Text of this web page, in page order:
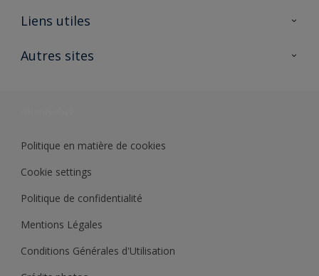
A propos de Sikkens
Liens utiles
Ouvrir un magasin PASS
Autres sites
Politique en matière de cookies
Cookie settings
Politique de confidentialité
Mentions Légales
Conditions Générales d'Utilisation